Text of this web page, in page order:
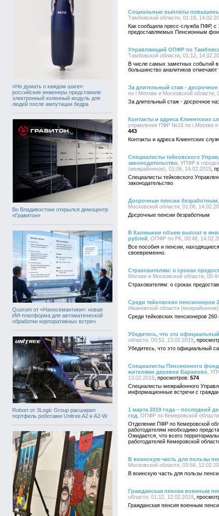
«Не думать о каждом шаге»:
российские инженеры представили
электронный коленный модуль для
людей после ампутации бедра
Во Владивостоке открылся демоцентр
«Гравитон»
Quorum от «Наносемантики»: новая
ИИ-платформа для автоматической
обработки корпоративных встреч
Robort от 3Logic Group расширил
портфель роботами Unitree A2 и A2-W
Социальные выплаты повышены
Тамбовской области, 01:19,
Как сообщила пресс-служба ПФР, с
предоставляемых Пенсионным
Управляющий ОПФР по
Тамбовской области, 01:12,
В числе самых заметных событий в
большинство аналитиков
За длительный стаж - досрочное
по г.Москве и Московской области,
За длительный стаж - досрочное
Контакты и адреса Клиентских
управление ПФР №10 по г.Москве и
443
Контакты и адреса Клиентских
Специалисты тейковского
законодательство , УПФР в
(межрайонное), 01:06, 14.02.2019
Специалисты тейковского
законодательство
Досрочные пенсии безработным
Московской области, 01:06,
Досрочные пенсии безработным
В Калмыкии объем выплат в
рублей , ОПФР по РК, 00:48,
Все пособия и пенсии,
своевременно.
Страхователям: о сроках
Москве и Московской области,
Страхователям: о сроках
Среди тейковских пенсионеров
Ивановской области
Среди тейковских пенсионеров 260
Убедитесь, что это
области, 00:52, 13.02.2019
Убедитесь, что это официальный
Специалисты Пенсионного
жителями деревни Бараново ,
13.02.2019
574
Специалисты межрайонного
информационные встречи с
1 марта 2019 года – последний
год , ОПФР по Кемеровской
Отделение ПФР по Кемеровской
работодателям необходимо
Ожидается, что всего
работодателей Кемеровской
В воинскую часть для пользы
Московской области, 03:56,
В воинскую часть для пользы
Гражданская пенсия военным
области, 01:12, 12.02.2019
Гражданская пенсия военным